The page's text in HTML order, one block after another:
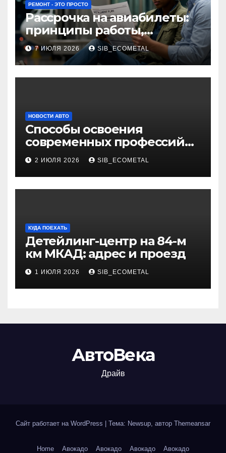
РЕМОНТ - ЭТО ПРОСТО
Рассрочка на авиабилеты:
принципы работы,
требования и
потенциальные риски
7 ИЮЛЯ 2026 SIB_ECOMETAL
НОВОСТИ АВТО
Способы освоения
современных профессий
через онлайн-курсы
2 ИЮЛЯ 2026 SIB_ECOMETAL
КУДА ПОЕХАТЬ
Детейлинг-центр на 84-м
км МКАД: адрес и проезд
1 ИЮЛЯ 2026 SIB_ECOMETAL
АвтоВека
Драйв
Сайт работает на WordPress Тема: Newsup, автор Themeansar
Home Авокадо Авокадо Авокадо Авокадо